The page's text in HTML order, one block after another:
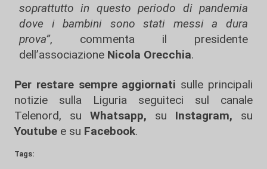
soprattutto in questo periodo di pandemia
dove i bambini sono stati messi a dura
prova”, commenta il presidente
dell’associazione Nicola Orecchia.
Per restare sempre aggiornati sulle principali
notizie sulla Liguria seguiteci sul canale
Telenord, su
Whatsapp, su Instagram, su
Youtube e su Facebook.
Tags: